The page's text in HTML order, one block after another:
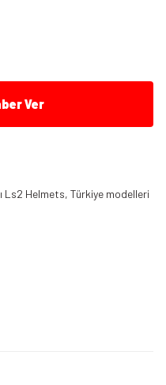
Ver
Ls2 Helmets, Türkiye modelleri